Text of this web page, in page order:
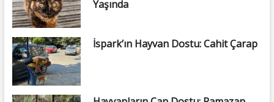
Yaşında
İspark’ın Hayvan Dostu: Cahit Çarap